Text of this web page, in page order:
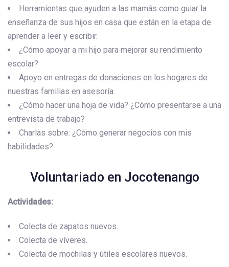
Herramientas que ayuden a las mamás como guiar la
enseñanza de sus hijos en casa que están en la etapa de
aprender a leer y escribir.
¿Cómo apoyar a mi hijo para mejorar su rendimiento
escolar?
Apoyo en entregas de donaciones en los hogares de
nuestras familias en asesoría.
¿Cómo hacer una hoja de vida? ¿Cómo presentarse a una
entrevista de trabajo?
Charlas sobre: ¿Cómo generar negocios con mis
habilidades?
Voluntariado en Jocotenango
Actividades:
Colecta de zapatos nuevos.
Colecta de víveres.
Colecta de mochilas y útiles escolares nuevos.